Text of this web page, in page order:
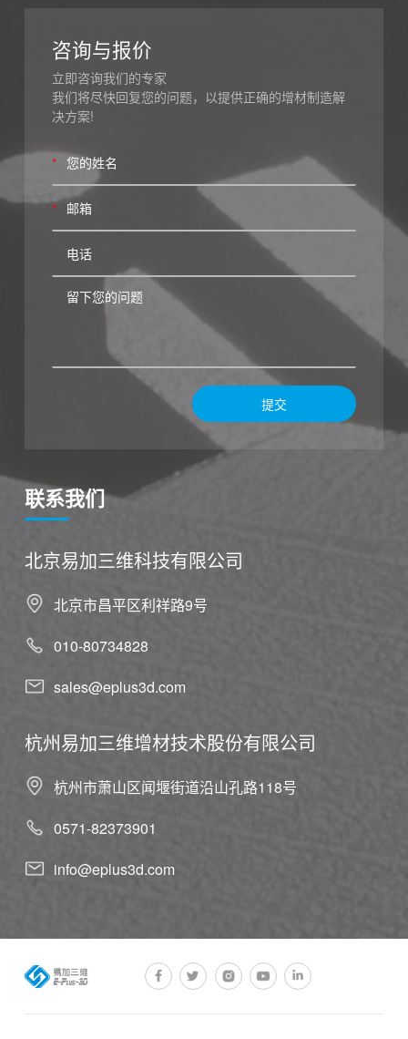
咨询与报价
立即咨询我们的专家
我们将尽快回复您的问题，以提供正确的增材制造解
决方案!
*
*
提交
联系我们
北京易加三维科技有限公司
北京市昌平区利祥路9号
010-80734828
sales@eplus3d.com
杭州易加三维增材技术股份有限公司
杭州市萧山区闻堰街道沿山孔路118号
0571-82373901
info@eplus3d.com